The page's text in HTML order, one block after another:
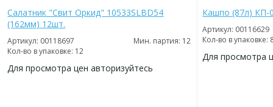
Салатник "Свит Оркид" 10533SLBD54
(162мм) 12шт.
Артикул: 00118697
Мин. партия: 12
Кол-во в упаковке: 12
Для просмотра цен авторизуйтесь
Кашпо (87л) КП-
Артикул: 00116629
Кол-во в упаковке:
Для просмотра